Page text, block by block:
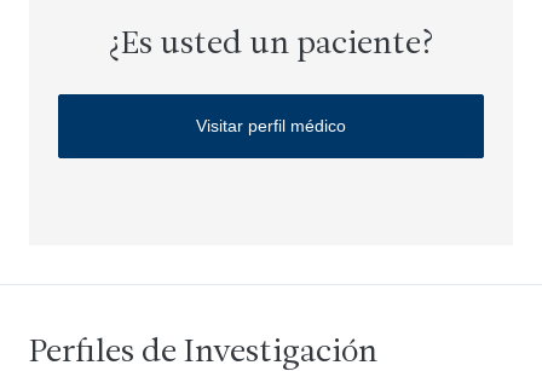
¿Es usted un paciente?
Visitar perfil médico
Perfiles de Investigación